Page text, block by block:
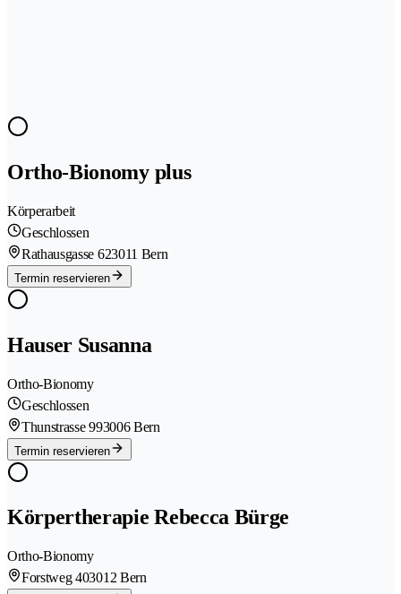
Ortho-Bionomy plus
Körperarbeit
Geschlossen
Rathausgasse 623011 Bern
Termin reservieren
Hauser Susanna
Ortho-Bionomy
Geschlossen
Thunstrasse 993006 Bern
Termin reservieren
Körpertherapie Rebecca Bürge
Ortho-Bionomy
Forstweg 403012 Bern